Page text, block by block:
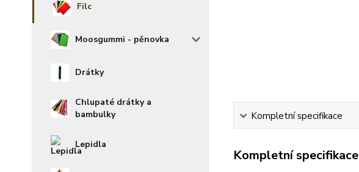
Filc
Moosgummi - pěnovka
Drátky
Chlupaté drátky a
bambulky
Lepidla
Kompletní specifikace
Kompletní specifikace